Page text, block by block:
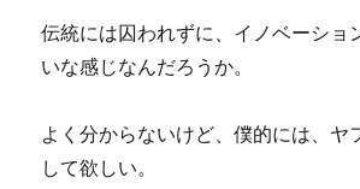
伝統には囚われずに、イノベーショ
いな感じなんだろうか。
よく分からないけど、僕的には、ヤ
して欲しい。